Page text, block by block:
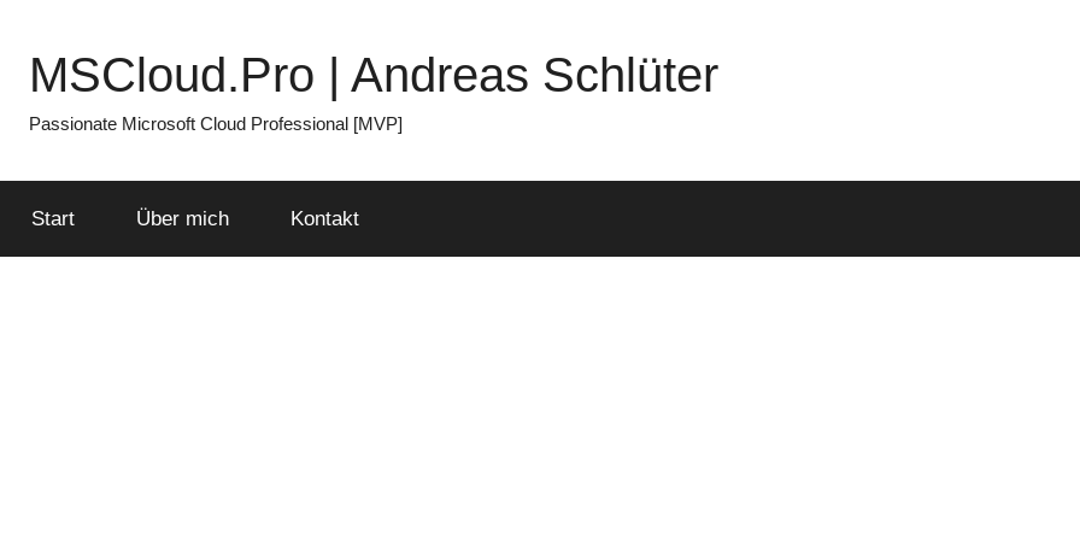
springen
MSCloud.Pro | Andreas Schlüter
Passionate Microsoft Cloud Professional [MVP]
Start Über mich Kontakt